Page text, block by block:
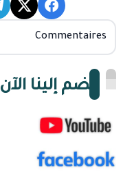
Commentaires
انضم إلينا الآن